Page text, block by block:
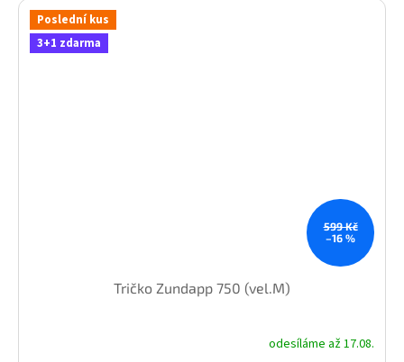
Poslední kus
3+1 zdarma
599 Kč
–16 %
Tričko Zundapp 750 (vel.M)
odesíláme až 17.08.